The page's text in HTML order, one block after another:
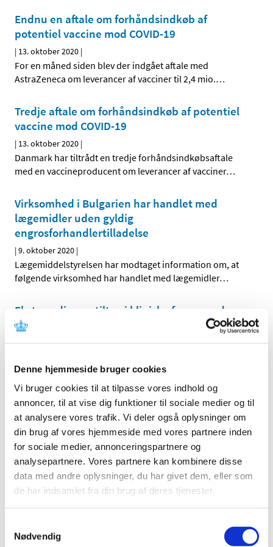
Denne hjemmeside bruger cookies
Vi bruger cookies til at tilpasse vores indhold og
annoncer, til at vise dig funktioner til sociale medier og til
at analysere vores trafik. Vi deler også oplysninger om
din brug af vores hjemmeside med vores partnere inden
for sociale medier, annonceringspartnere og
analysepartnere. Vores partnere kan kombinere disse
data med andre oplysninger, du har givet dem, eller som
de har indsamlet fra din brug af deres tjenester.
Nødvendig
Endnu en aftale om forhåndsindkøb af
potentiel vaccine mod COVID-19
| 13. oktober 2020 |
For en måned siden blev der indgået aftale med
AstraZeneca om leverancer af vacciner til 2,4 mio.…
Tredje aftale om forhåndsindkøb af potentiel
vaccine mod COVID-19
| 13. oktober 2020 |
Danmark har tiltrådt en tredje forhåndsindkøbsaftale
med en vaccineproducent om leverancer af vacciner…
Virksomhed i Bulgarien har handlet med
lægemidler uden gyldig
engrosforhandlertilladelse
|9. oktober 2020 |
Lægemiddelstyrelsen har modtaget information om, at
følgende virksomhed har handlet med lægemidler…
Ekstraordinære tiltag i kliniske forsøg under
COVID-19
|9. oktober 2020|
ekstraordinære konsekvenser for udførslen af kliniske
Løbende vurdering af endnu en mulig vaccine
mod COVID-19 er påbegyndt
|6. oktober 2020|
En løbende vurdering af endnu en mulig vaccine mod
COVID-19 er nu påbegyndt i det europæiske…
Lægemiddelstyrelsen sætter nu hårdere ind
for at sikre offentliggørelse af resultater fra
|6. oktober 2020